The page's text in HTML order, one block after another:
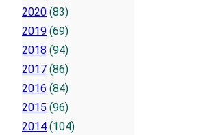
2020 (83)
2019 (69)
2018 (94)
2017 (86)
2016 (84)
2015 (96)
2014 (104)